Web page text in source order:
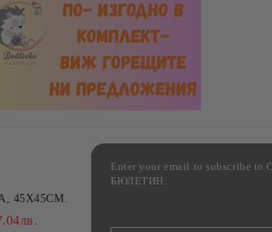
45x140
Комплект 2 стъклени тави
45X45СМ.
Enter your email to subscribe
БЮЛЕТИН: